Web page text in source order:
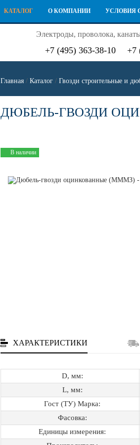
КАТАЛОГ О КОМПАНИИ УСЛОВИЯ
Электроды, проволока,
+7 (495) 363-38-10 +7
Главная / Каталог / Гвозди строительные и
ДЮБЕЛЬ-ГВОЗДИ
В наличии
ХАРАКТЕРИСТИКИ
D, мм:
L, мм:
Гост (ТУ) Марка:
Фасовка:
Единицы измерения: